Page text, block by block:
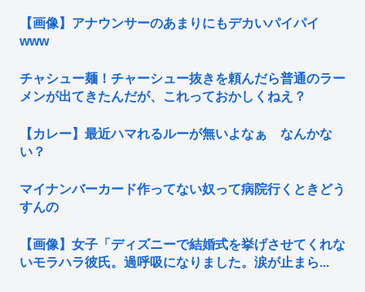
【画像】アナウンサーのあまりにもデカいパイパイ
www
チャシュー麺！チャーシュー抜きを頼んだら普通のラー
メンが出てきたんだが、これっておかしくねえ？
【カレー】最近ハマれるルーが無いよなぁ なんかな
い？
マイナンバーカード作ってない奴って病院行くときどう
すんの
【画像】女子「ディズニーで結婚式を挙げさせてくれな
いモラハラ彼氏。過呼吸になりました。涙が止まら...